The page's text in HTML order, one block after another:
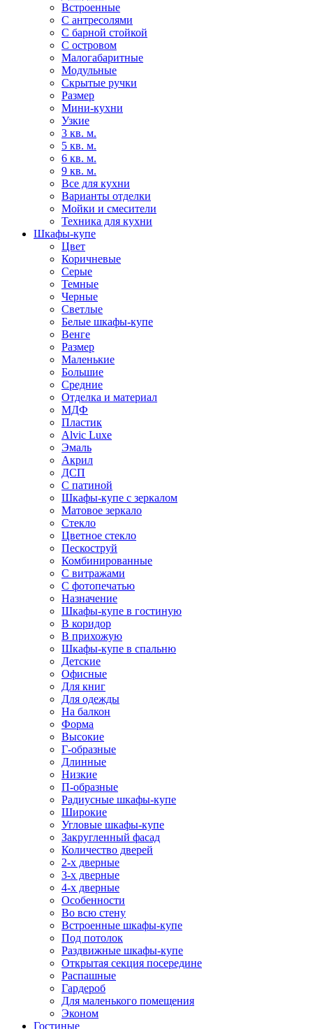
Встроенные
С антресолями
С барной стойкой
С островом
Малогабаритные
Модульные
Скрытые ручки
Размер
Мини-кухни
Узкие
3 кв. м.
5 кв. м.
6 кв. м.
9 кв. м.
Все для кухни
Варианты отделки
Мойки и смесители
Техника для кухни
Шкафы-купе
Цвет
Коричневые
Серые
Темные
Черные
Светлые
Белые шкафы-купе
Венге
Размер
Маленькие
Большие
Средние
Отделка и материал
МДФ
Пластик
Alvic Luxe
Эмаль
Акрил
ДСП
С патиной
Шкафы-купе с зеркалом
Матовое зеркало
Стекло
Цветное стекло
Пескоструй
Комбинированные
С витражами
С фотопечатью
Назначение
Шкафы-купе в гостиную
В коридор
В прихожую
Шкафы-купе в спальню
Детские
Офисные
Для книг
Для одежды
На балкон
Форма
Высокие
Г-образные
Длинные
Низкие
П-образные
Радиусные шкафы-купе
Широкие
Угловые шкафы-купе
Закругленный фасад
Количество дверей
2-х дверные
3-х дверные
4-х дверные
Особенности
Во всю стену
Встроенные шкафы-купе
Под потолок
Раздвижные шкафы-купе
Открытая секция посередине
Распашные
Гардероб
Для маленького помещения
Эконом
Гостиные